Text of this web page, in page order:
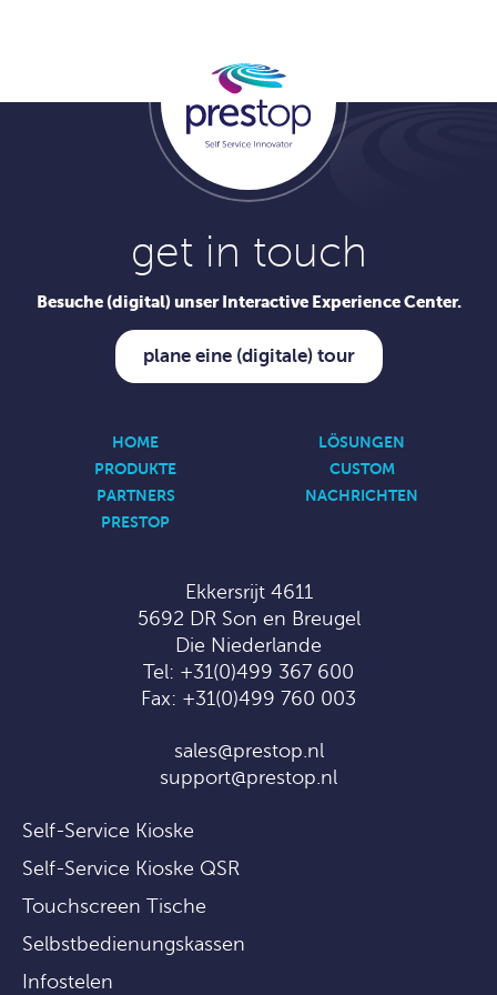
get in touch
Besuche (digital) unser Interactive Experience Center.
plane eine (digitale) tour
HOME
LÖSUNGEN
PRODUKTE
CUSTOM
PARTNERS
NACHRICHTEN
PRESTOP
Ekkersrijt 4611
5692 DR Son en Breugel
Die Niederlande
Tel: +31(0)499 367 600
Fax: +31(0)499 760 003
sales@prestop.nl
support@prestop.nl
Self-Service Kioske
Self-Service Kioske QSR
Touchscreen Tische
Selbstbedienungskassen
Infostelen